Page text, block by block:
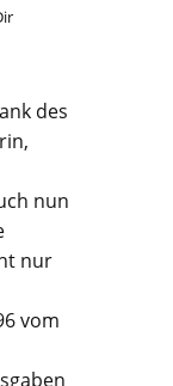
des
nun
nur
vom